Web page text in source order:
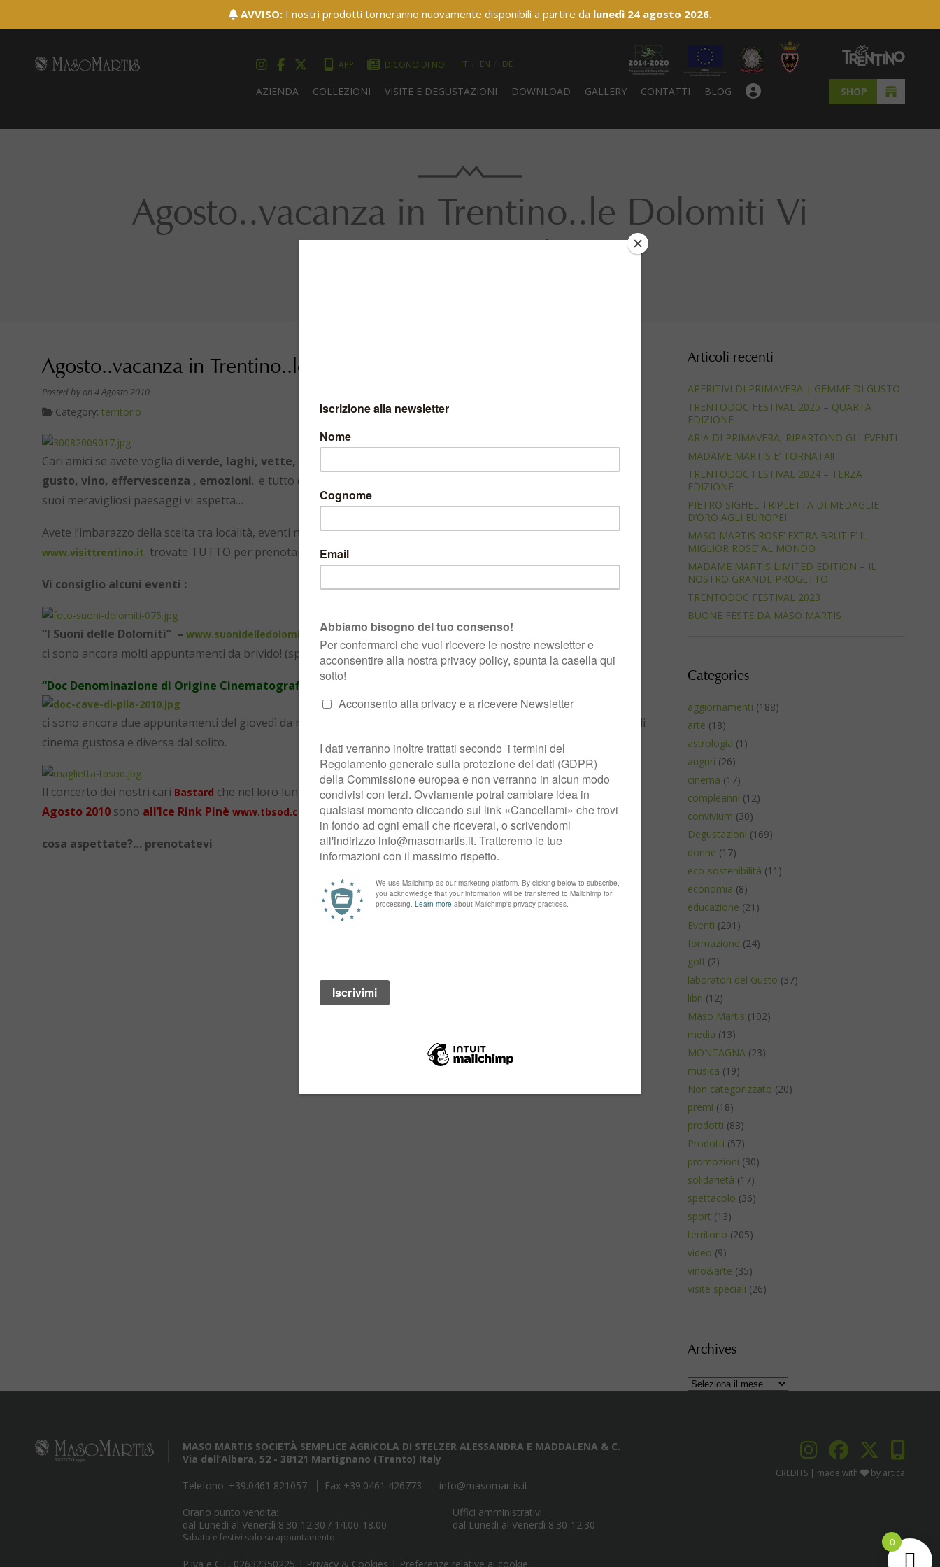
APP DICONO DI NOI IT EN DE
SHOP
AZIENDA COLLEZIONI VISITE E DEGUSTAZIONI DOWNLOAD GALLERY CONTATTI BLOG
Agosto..vacanza in Trentino..le Dolomiti Vi
aspettano!
Agosto..vacanza in Trentino..le Dolomiti Vi aspettano!
Posted by on 4 Agosto 2010
Category: territorio
Cari amici se avete voglia di verde, laghi, vette, colori, aria pulita, ritmo , suoni, voci, silenzi, pace e ancora
gusto, vino, effervescenza , emozioni.. e tutto quello che volete per una vacanza rigenerante …. il Trentino con i
suoi meravigliosi paesaggi vi aspetta…
Avete l’imbarazzo della scelta tra località, eventi nei tempi e nei modi che più Vi si addicono..su
www.visittrentino.it trovate TUTTO per prenotare la Vs. vacanza.
Vi consiglio alcuni eventi :
“I Suoni delle Dolomiti” – www.suonidelledolomiti.it
ci sono ancora molti appuntamenti da brivido! (spero di poterne vedere almeno uno ) .
“Doc Denominazione di Origine Cinematografica “
ci sono ancora due appuntamenti del giovedì da non perdere
… per una serata in forma di
cinema gustosa e diversa dal solito.
Il concerto dei nostri cari Bastard che nel loro lungo Tour fanno tappa anche in alcune località del Trentino, il
Agosto 2010 sono all’Ice Rink Pinè www.tbsod.com …ovviamente ci sarò anch’io!
cosa aspettate?… prenotatevi
Articoli recenti
APERITIVI DI PRIMAVERA | GEMME DI GUSTO
TRENTODOC FESTIVAL 2025 – QUARTA
EDIZIONE
ARIA DI PRIMAVERA, RIPARTONO GLI EVENTI
MADAME MARTIS E’ TORNATA!!
TRENTODOC FESTIVAL 2024 – TERZA
EDIZIONE
PIETRO SIGHEL TRIPLETTA DI MEDAGLIE
D’ORO AGLI EUROPEI
MASO MARTIS ROSE’ EXTRA BRUT E’ IL
MIGLIOR ROSE’ AL MONDO
MADAME MARTIS LIMITED EDITION – IL
NOSTRO GRANDE PROGETTO
TRENTODOC FESTIVAL 2023
BUONE FESTE DA MASO MARTIS
Categories
aggiornamenti (188)
arte (18)
astrologia (1)
auguri (26)
cinema (17)
compleanni (12)
convivium (30)
Degustazioni (169)
donne (17)
eco-sostenibilità (11)
economia (8)
educazione (21)
Eventi (291)
formazione (24)
golf(2)
laboratori del Gusto (37)
libri (12)
Maso Martis (102)
media (13)
MONTAGNA (23)
musica (19)
Non categorizzato (20)
premi (18)
prodotti (83)
Prodotti (57)
promozioni (30)
solidarietà (17)
spettacolo (36)
sport (13)
territorio (205)
video (9)
vino&arte (35)
visite speciali (26)
Archives
Archives
MASO MARTIS SOCIETÀ SEMPLICE AGRICOLA DI STELZER ALESSANDRA E MADDALENA & C.
Via dell’Albera, 52 - 38121 Martignano (Trento) Italy
Telefono: +39.0461 821057 Fax +39.0461 426773
info@masomartis.it
Orario punto vendita:
dal Lunedì al Venerdì 8.30-12.30 / 14.00-18.00
Sabato e festivi solo su appuntamento
Uffici amministrativi:
dal Lunedì al Venerdì 8.30-12.30
P.iva e C.F. 02632350225 | Privacy & Cookies | Preferenze relative ai cookie
CREDITS | made with by artica
AVVISO: I nostri prodotti torneranno nuovamente disponibili a partire da lunedì 24 agosto 2026.
0